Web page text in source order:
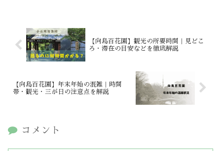
【向島百花園】観光の所要時間｜見どこ
ろ・滞在の目安などを徹底解説
【向島百花園】年末年始の混雑｜時間
帯・観光・三が日の注意点を解説
コメント